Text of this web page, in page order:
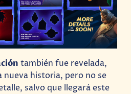
también fue revelada,
nueva historia, pero no se
salvo que llegará este